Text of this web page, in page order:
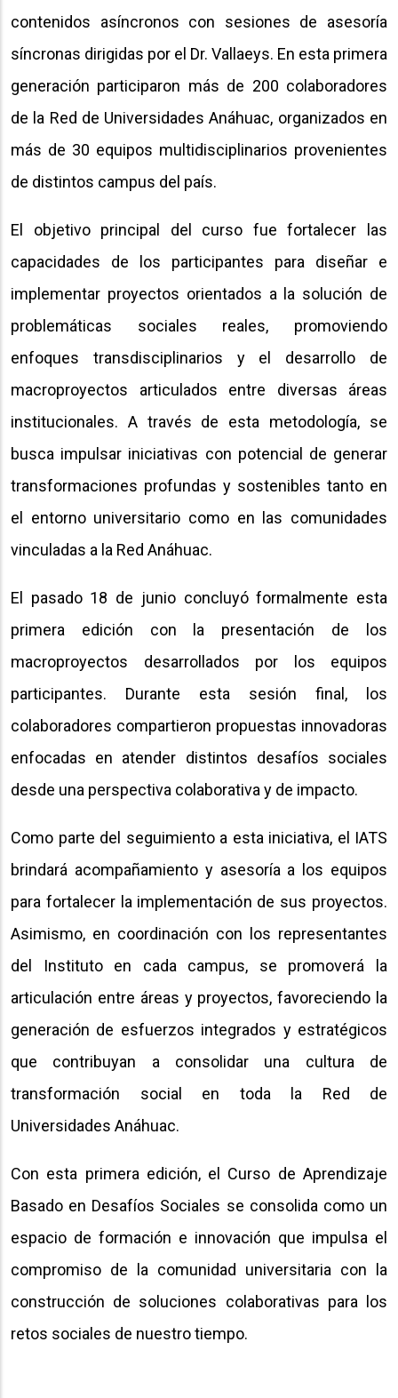
contenidos asíncronos con sesiones de asesoría
síncronas dirigidas por el Dr. Vallaeys. En esta primera
generación participaron más de 200 colaboradores
de la Red de Universidades Anáhuac, organizados en
más de 30 equipos multidisciplinarios provenientes
de distintos campus del país.
El objetivo principal del curso fue fortalecer las
capacidades de los participantes para diseñar e
implementar proyectos orientados a la solución de
problemáticas sociales reales, promoviendo
enfoques transdisciplinarios y el desarrollo de
macroproyectos articulados entre diversas áreas
institucionales. A través de esta metodología, se
busca impulsar iniciativas con potencial de generar
transformaciones profundas y sostenibles tanto en
el entorno universitario como en las comunidades
vinculadas a la Red Anáhuac.
El pasado 18 de junio concluyó formalmente esta
primera edición con la presentación de los
macroproyectos desarrollados por los equipos
participantes. Durante esta sesión final, los
colaboradores compartieron propuestas innovadoras
enfocadas en atender distintos desafíos sociales
desde una perspectiva colaborativa y de impacto.
Como parte del seguimiento a esta iniciativa, el IATS
brindará acompañamiento y asesoría a los equipos
para fortalecer la implementación de sus proyectos.
Asimismo, en coordinación con los representantes
del Instituto en cada campus, se promoverá la
articulación entre áreas y proyectos, favoreciendo la
generación de esfuerzos integrados y estratégicos
que contribuyan a consolidar una cultura de
transformación social en toda la Red de
Universidades Anáhuac.
Con esta primera edición, el Curso de Aprendizaje
Basado en Desafíos Sociales se consolida como un
espacio de formación e innovación que impulsa el
compromiso de la comunidad universitaria con la
construcción de soluciones colaborativas para los
retos sociales de nuestro tiempo.